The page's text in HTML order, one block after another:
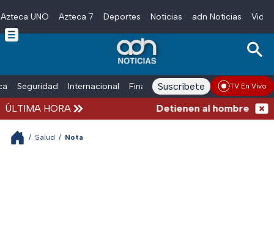
Skip to main content
Azteca UNO Azteca 7 Deportes Noticias adn Noticias
Seguridad Internacional Finanzas adn Noticias Radio
Suscríbete TV En Vivo
ÚLTIMA HORA Detienen al hombre que
/ Salud / Nota